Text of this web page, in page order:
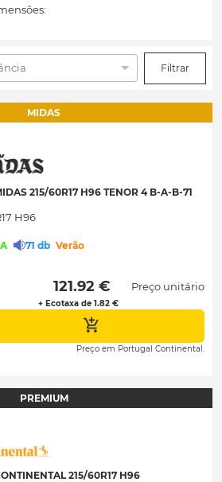
Filtrar
MIDAS
215/60R17 H96 TENOR 4 B-A-B-71
H96
A 71 db Verão
121.92 €
+ Ecotaxa de 1.82 €
Preço unitário
Preço em Portugal Continental.
PREMIUM
215/60R17 H96